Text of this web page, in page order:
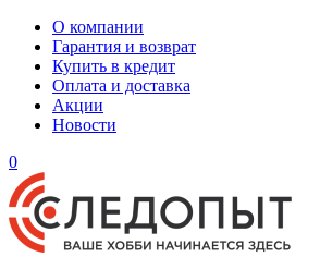
О компании
Гарантия и возврат
Купить в кредит
Оплата и доставка
Акции
Новости
0